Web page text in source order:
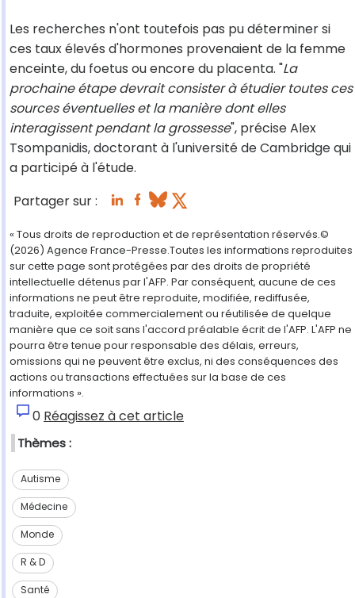
Les recherches n'ont toutefois pas pu déterminer si
ces taux élevés d'hormones provenaient de la femme
enceinte, du foetus ou encore du placenta. "La
prochaine étape devrait consister à étudier toutes ces
sources éventuelles et la manière dont elles
interagissent pendant la grossesse", précise Alex
Tsompanidis, doctorant à l'université de Cambridge qui
a participé à l'étude.
Partager sur :
« Tous droits de reproduction et de représentation réservés.©
(2026) Agence France-Presse.Toutes les informations reproduites
sur cette page sont protégées par des droits de propriété
intellectuelle détenus par l'AFP. Par conséquent, aucune de ces
informations ne peut être reproduite, modifiée, rediffusée,
traduite, exploitée commercialement ou réutilisée de quelque
manière que ce soit sans l'accord préalable écrit de l'AFP. L'AFP ne
pourra être tenue pour responsable des délais, erreurs,
omissions qui ne peuvent être exclus, ni des conséquences des
actions ou transactions effectuées sur la base de ces
informations ».
0 Réagissez à cet article
Thèmes :
Autisme
Médecine
Monde
R & D
Santé